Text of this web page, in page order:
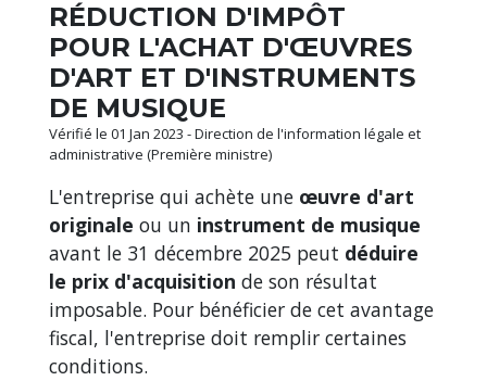
RÉDUCTION D'IMPÔT
POUR L'ACHAT D'ŒUVRES
D'ART ET D'INSTRUMENTS
DE MUSIQUE
Vérifié le 01 Jan 2023 - Direction de l'information légale et
administrative (Première ministre)
L'entreprise qui achète une œuvre d'art
originale ou un instrument de musique
avant le 31 décembre 2025 peut déduire
le prix d'acquisition de son résultat
imposable. Pour bénéficier de cet avantage
fiscal, l'entreprise doit remplir certaines
conditions.